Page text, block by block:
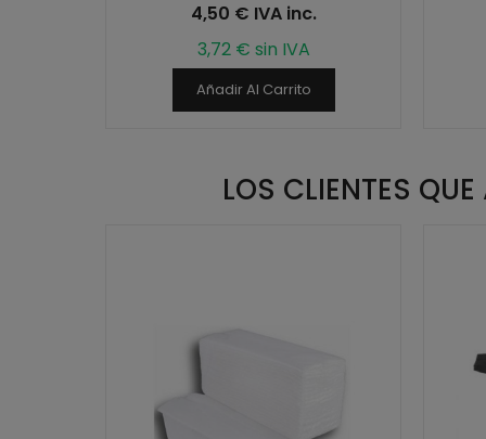
4,50 € IVA inc.
3,72 € sin IVA
Añadir Al Carrito
LOS CLIENTES